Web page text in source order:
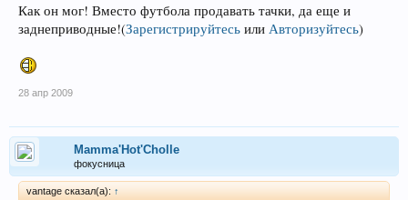
Как он мог! Вместо футбола продавать тачки, да еще и
заднеприводные!(Зарегистрируйтесь или Авторизуйтесь)
28 апр 2009
Mamma'Hot'Cholle
фокусница
vantage сказал(а): ↑